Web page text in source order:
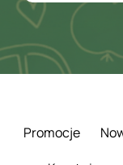
Promocje